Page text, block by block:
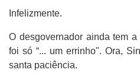
Infelizmente.
O desgovernador ainda tem
foi só “... um errinho". Ora,
santa paciência.